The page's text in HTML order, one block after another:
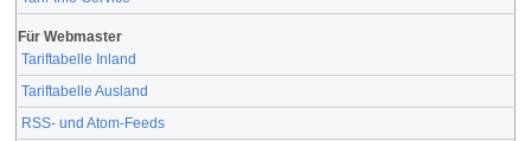
Für Webmaster
Tariftabelle Inland
Tariftabelle Ausland
RSS- und Atom-Feeds